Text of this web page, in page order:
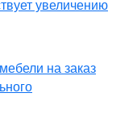
увеличению
на заказ